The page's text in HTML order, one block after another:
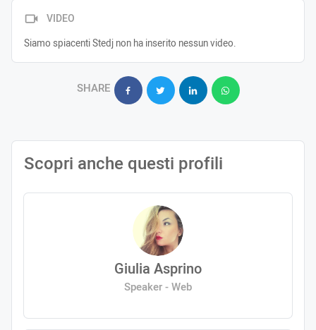
VIDEO
Siamo spiacenti Stedj non ha inserito nessun video.
SHARE
Scopri anche questi profili
Giulia Asprino
Speaker - Web